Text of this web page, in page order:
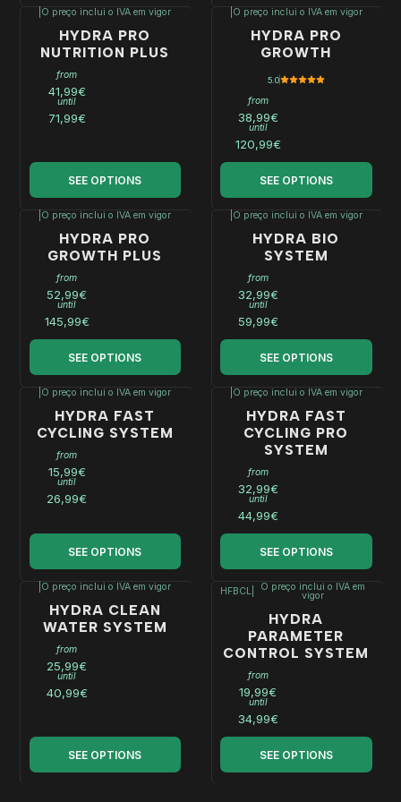
O preço inclui o IVA em vigor
HYDRA PRO
NUTRITION PLUS
from
41,99€
until
71,99€
SEE OPTIONS
O preço inclui o IVA em vigor
HYDRA PRO
GROWTH
5.0
from
38,99€
until
120,99€
SEE OPTIONS
O preço inclui o IVA em vigor
HYDRA PRO
GROWTH PLUS
from
52,99€
until
145,99€
SEE OPTIONS
O preço inclui o IVA em vigor
HYDRA BIO
SYSTEM
from
32,99€
until
59,99€
SEE OPTIONS
O preço inclui o IVA em vigor
HYDRA FAST
CYCLING SYSTEM
from
15,99€
until
26,99€
SEE OPTIONS
O preço inclui o IVA em vigor
HYDRA FAST
CYCLING PRO
SYSTEM
from
32,99€
until
44,99€
SEE OPTIONS
O preço inclui o IVA em vigor
HYDRA CLEAN
WATER SYSTEM
from
25,99€
until
40,99€
SEE OPTIONS
HFBCL O preço inclui o IVA em
vigor
HYDRA
PARAMETER
CONTROL SYSTEM
from
19,99€
until
34,99€
SEE OPTIONS